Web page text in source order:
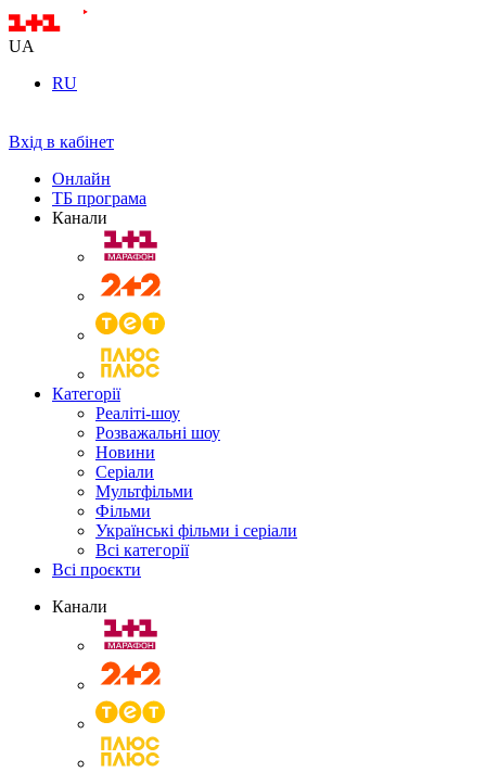
UA
RU
Вхід в кабінет
Онлайн
ТБ програма
Канали
Категорії
Реаліті-шоу
Розважальні шоу
Новини
Серіали
Мультфільми
Фільми
Українські фільми і серіали
Всі категорії
Всі проєкти
Канали